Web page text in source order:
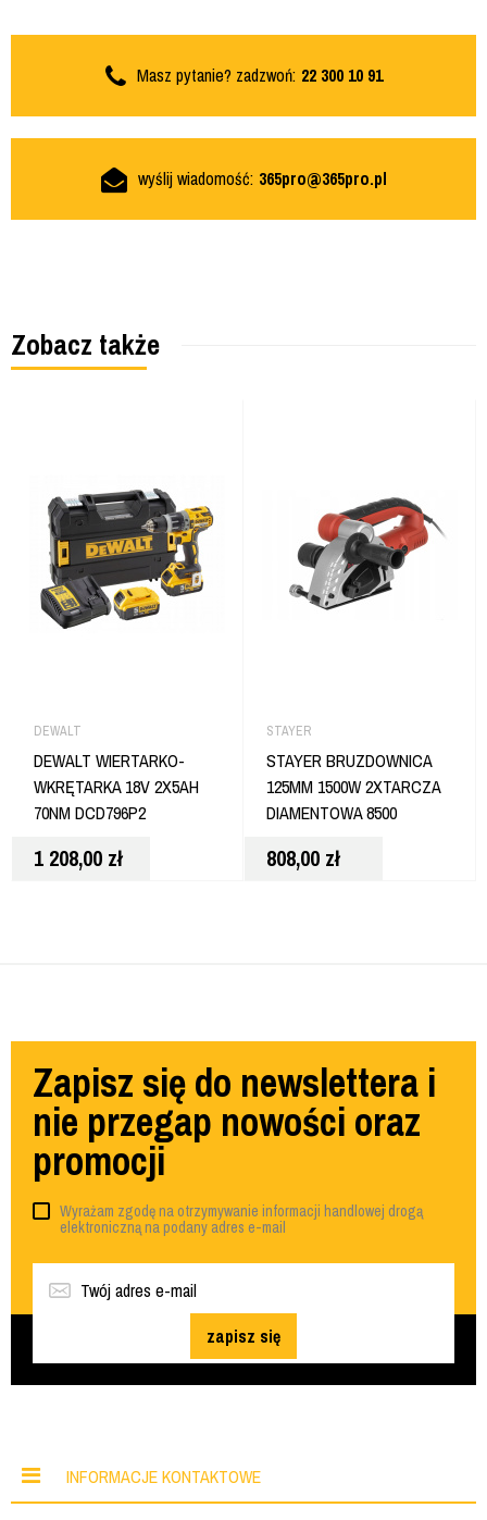
Masz pytanie? zadzwoń: 22 300 10 91
wyślij wiadomość: 365pro@365pro.pl
Zobacz także
DEWALT
DEWALT WIERTARKO-
WKRĘTARKA 18V 2X5AH
70NM DCD796P2
1 208,00 zł
STAYER
STAYER BRUZDOWNICA
125MM 1500W 2XTARCZA
DIAMENTOWA 8500
808,00 zł
Zapisz się do newslettera i
nie przegap nowości oraz
promocji
Wyrażam zgodę na otrzymywanie informacji handlowej drogą
elektroniczną na podany adres e-mail
zapisz się
INFORMACJE KONTAKTOWE